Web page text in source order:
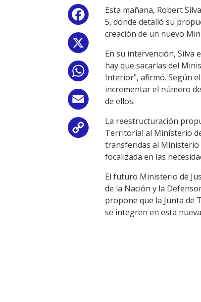
Facebook
WhatsApp
Email
Copy
Link
Esta mañana, Robert
5, donde detalló su
creación de un nuevo
En su intervención, Silva
hay que sacarlas del
Interior", afirmó. Según
incrementar el número
de ellos.
La reestructuración
Territorial al Ministerio
transferidas al Ministerio
focalizada en las
El futuro Ministerio de
de la Nación y la
propone que la Junta de
se integren en esta